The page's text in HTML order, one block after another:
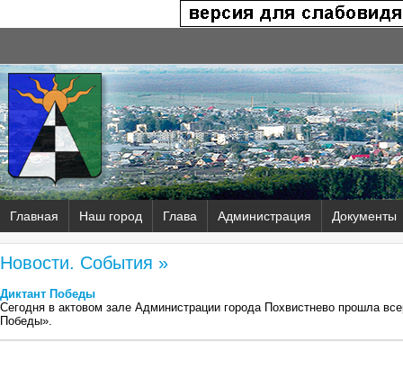
Главная Наш город Глава Администрация Документы
Новости. События »
Диктант Победы
Сегодня в актовом зале Администрации города Похвистнево прошла
Победы».